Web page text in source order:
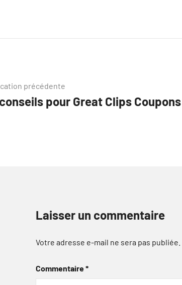
précédente
pour Great Clips Coupons
Laisser un commentaire
Votre adresse e-mail ne sera pas publiée.
Commentaire*